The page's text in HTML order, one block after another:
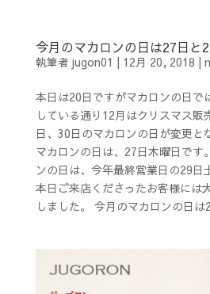
今月のマカロンの日は27日と
執筆者 jugon01 | 12月 20, 2018 |
本日は20日ですがマカロンの日で
している通り12月はクリスマス販
日、30日のマカロンの日が変更と
マカロンの日は、27日木曜日で
ンの日は、今年最終営業日の29日
本日ご来店くださったお客様には
しました。 今月のマカロンの日